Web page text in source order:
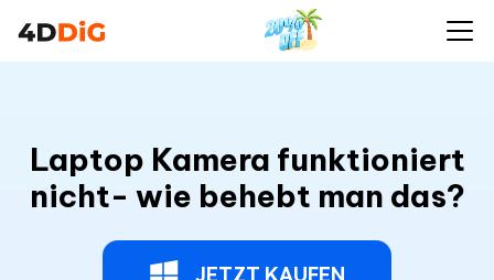
Laptop Kamera funktioniert
nicht- wie behebt man das?
JETZT KAUFEN